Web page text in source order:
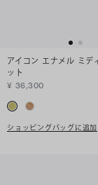
アイコン エナメル ミデ
ット
¥ 36,300
ショッピングバッグに追加